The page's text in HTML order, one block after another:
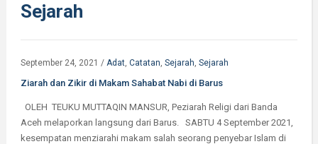
Sejarah
September 24, 2021 / Adat, Catatan, Sejarah, Sejarah
Ziarah dan Zikir di Makam Sahabat Nabi di Barus
OLEH TEUKU MUTTAQIN MANSUR, Peziarah Religi dari Banda
Aceh melaporkan langsung dari Barus. SABTU 4 September 2021,
kesempatan menziarahi makam salah seorang penyebar Islam di